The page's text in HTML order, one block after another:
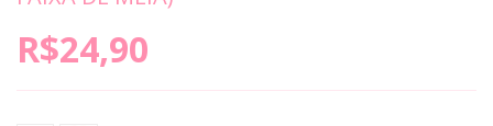
R$24,90